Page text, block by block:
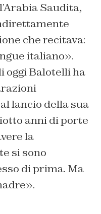
Saudita,
che recitava:
italiano».
oggi Balotelli ha
lancio della sua
anni di porte
la
si sono
di prima. Ma